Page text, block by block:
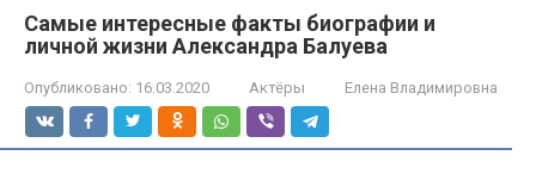
Самые интересные факты биографии и
личной жизни Александра Балуева
Опубликовано: 16.03.2020 Актёры Елена Владимировна